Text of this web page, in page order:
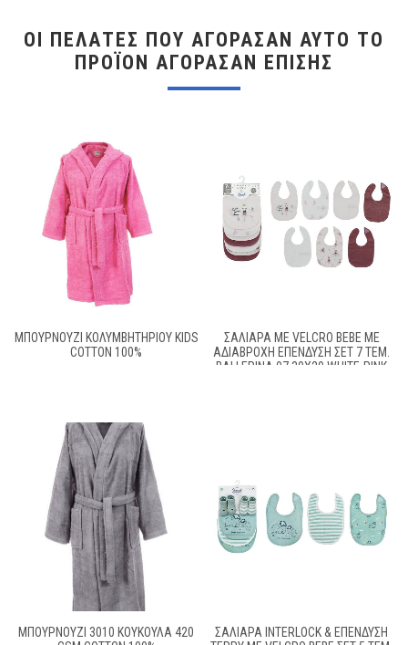
ΟΙ ΠΕΛΆΤΕΣ ΠΟΥ ΑΓΌΡΑΣΑΝ ΑΥΤΌ ΤΟ
ΠΡΟΪΌΝ ΑΓΌΡΑΣΑΝ ΕΠΊΣΗΣ
ΜΠΟΥΡΝΟΥΖΙ ΚΟΛΥΜΒΗΤΗΡΙΟΥ KIDS
COTTON 100%
ΣΑΛΙΆΡΑ ΜΕ VELCRO BEBE ΜΕ
ΑΔΙΆΒΡΟΧΗ ΕΠΈΝΔΥΣΗ ΣΕΤ 7 ΤΕΜ.
BALLERINA 07 30X20 WHITE-PINK
ΜΠΟΥΡΝΟΥΖΙ 3010 ΚΟΥΚΟΥΛΑ 420
ΣΑΛΙΆΡΑ INTERLOCK & ΕΠΈΝΔΥΣΗ